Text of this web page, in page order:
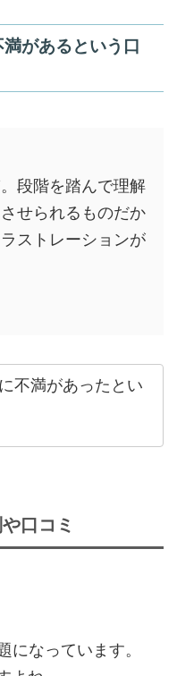
があるという口
段階を踏んで理解
せられるものだか
ストレーションが
不満があったとい
口コミ
なっています。